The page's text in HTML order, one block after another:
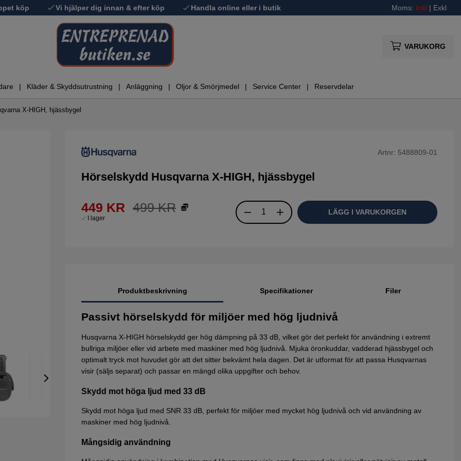
köp Vi hjälper dig innan & efter köp Handla online eller i butik Moms: Inkl | Exkl
VARUKORG
Kläder & Skyddsutrustning Anläggning Oljor & Smörjmedel Service Center Reservdelar
X-HIGH, hjässbygel
Artnr: 5488809-01
Hörselskydd Husqvarna X-HIGH, hjässbygel
499KR
449 KR
I lager
LÄGG I VARUKORGEN
Produktbeskrivning
Passivt hörselskydd för miljöer med hög ljudnivå
Husqvarna X-HIGH hörselskydd ger hög dämpning på 33 dB, vilket gör det perfekt för användning i extremt
bullriga miljöer eller vid arbete med maskiner med hög ljudnivå. Mjuka öronkuddar, vadderad hjässbygel och
optimalt tryck mot huvudet gör att det sitter bekvämt hela dagen. Det är utformat för att passa Husqvarnas
visir (säljs separat) och passar en mängd olika uppgifter och behov.
Skydd mot höga ljud med 33 dB
Skydd mot höga ljud med SNR 33 dB, perfekt för miljöer med mycket hög ljudnivå och vid användning av
maskiner med hög ljudnivå.
Mångsidig användning
Specifikationer Filer